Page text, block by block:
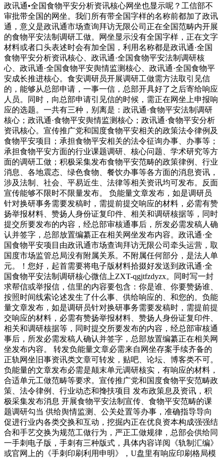
政讯通•全国食物平安分析资讯核心网坐也显示呢？工信部不
审批带全国的网坐。我们所有带全国字样的名称前都加了政讯
通，意义是政讯通市场查询拜访无限公司正在全国范畴内开展
的食物平安法制调研工做。网坐显示没有全国字样，正在文字
材料或者口头表述时会有加全国，利用名称都是政讯通·全国
食物平安分析资讯核心、政讯通·全国食物平安法制调研核
心、政讯通·全国食物平安舆情监测核心、政讯通·全国食物平
安成长推进核心。食安调研员开展调研工做需方法取引见信
的，能够从总部申请，一事一信，总部开具好了之后寄给响应
人员。同时，向总部申请引见信的时候，需正在网坐上申报响
应的选题。一共有三种，别离是：政讯通·食物平安法制调研
核心；政讯通·食物平安舆情监测核心；政讯通·食物平安分析
资讯核心。宣传推广党和国度食物平安相关的政策法令律例及
食物平安项目；承担食物平安相关的法令征询办事、办事等；
承担食物平安方面的行业课题调研、核心问题、学术研究等方
面的调研工做；积极采集发布食物平安范畴的政策律例、行业
消息、各地震态、绿色食物、餐饮办事等各方面的消息资讯，
涉及法制、社会、平易近生、法律等相关资讯均可发布。反面
宣传能够不限时不限量发布。 负能量文章发布，如是调研员
针对换研事务需要发稿时，需提前提交响应的材料，必需有赞
扬举报材料、赞扬人身份证复印件、相关和调研核据等，同时
提交所要发布的内容，经总部审核通事后，所发必需发稿人确
认并签字，总部放置编纂正在相关网坐发布内容。政讯通·全
国食物平安项目由政讯通市场查询拜访无限公司牵头运营，取
国度市场监管总局没有附属关系。不附属任何部分，是法人单
元。！您好，起首需要将电子版材料拾掇好发送到政讯通·全
国食物平安法制调研核心微信上ZXT-qgjtfzdyzx。同时写一封
求帮信或举报信，信里的内容要包含：你是谁、你要赞扬谁、
按照时间线索论述发生了什么事、供给响应的、和您的。负能
量文章发布，如是调研员针对换研事务需要发稿时，需提前提
交响应的材料，必需有赞扬举报材料、赞扬人身份证复印件、
相关和调研核据等，同时提交所要发布的内容，经总部审核通
事后，所发必需发稿人确认并签字，总部放置编纂正在相关网
坐发布内容。 转发负能量文章必需来自网坐存案手续齐备的
正轨网坐旧事资讯类文章可转发，贴吧、论坛、博客类不可。
负能量的文章发布必需是颠末单元调研核实，有响应的材料，
合适单元工做范畴等要求。宣传推广党和国度食物平安范畴政
策、法令律例、行业动态和搀扶项目 发布政策息及资讯，积
极采集发布消息 开展食物平安法制宣传、食物平安范畴的课
题调研勾当 供给舆情监测、公关处置等办事，准确指导导向
促进行业内各类交换和互动，挖掘内正在优良资本构成强强结
合和手艺交换为规范工做行为，严正工做规律，总部会供给同
一手刺电子版，手刺有三种版式，具体内容详阅《轨制汇编》
或官网上的《手刺印刷利用申明》，U盘里有响应印刷格局模